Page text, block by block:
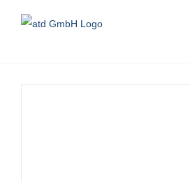
Inhalt